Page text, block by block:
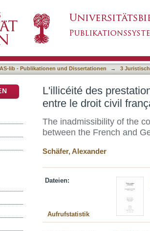
lib - Publikationen und Dissertationen → 3
L'illicéité des
entre le droit civil
The inadmissibility of the
between the French and
Schäfer, Alexander
Dateien:
Aufrufstatistik